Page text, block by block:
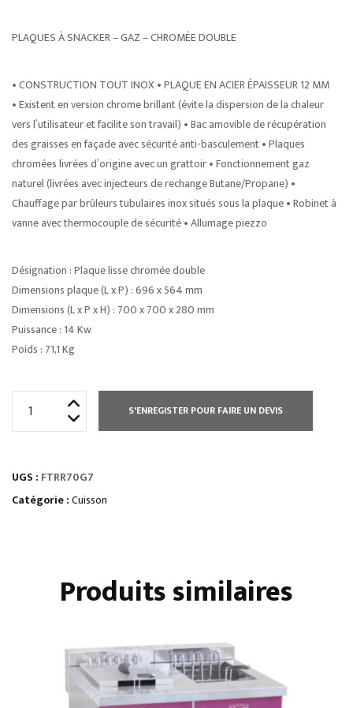
PLAQUES À SNACKER – GAZ – CHROMÉE DOUBLE
• CONSTRUCTION TOUT INOX • PLAQUE EN ACIER ÉPAISSEUR 12 MM
• Existent en version chrome brillant (évite la dispersion de la chaleur
vers l’utilisateur et facilite son travail) • Bac amovible de récupération
des graisses en façade avec sécurité anti-basculement • Plaques
chromées livrées d’origine avec un grattoir • Fonctionnement gaz
naturel (livrées avec injecteurs de rechange Butane/Propane) •
Chauffage par brûleurs tubulaires inox situés sous la plaque • Robinet à
vanne avec thermocouple de sécurité • Allumage piezzo
Désignation : Plaque lisse chromée double
Dimensions plaque (L x P) : 696 x 564 mm
Dimensions (L x P x H) : 700 x 700 x 280 mm
Puissance : 14 Kw
Poids : 71,1 Kg
SNACKER
-
S'ENREGISTER POUR FAIRE UN DEVIS
UGS : FTRR70G7
Catégorie :Cuisson
Produits similaires